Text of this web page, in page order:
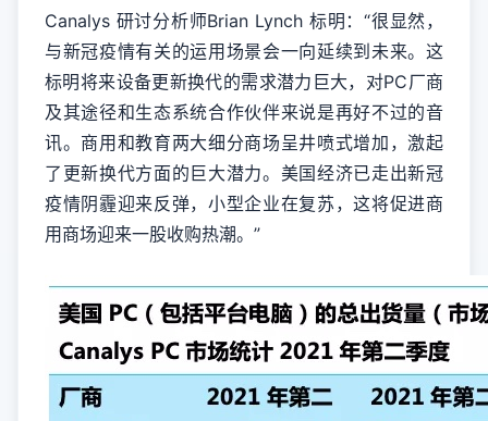
Canalys 研讨分析师Brian Lynch 标明：“很显然，
与新冠疫情有关的运用场景会一向延续到未来。这
标明将来设备更新换代的需求潜力巨大，对PC厂商
及其途径和生态系统合作伙伴来说是再好不过的音
讯。商用和教育两大细分商场呈井喷式增加，激起
了更新换代方面的巨大潜力。美国经济已走出新冠
疫情阴霾迎来反弹，小型企业在复苏，这将促进商
用商场迎来一股收购热潮。”